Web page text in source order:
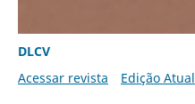
DLCV
Acessar revista
Edição Atual